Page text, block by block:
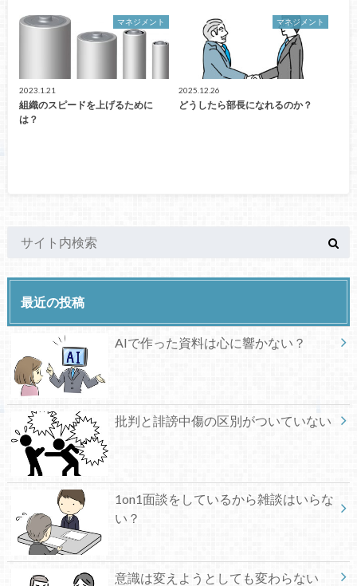
マネジメント
2023.1.21
組織のスピードを上げるために
は？
マネジメント
2025.12.26
どうしたら部長になれるのか？
最近の投稿
AIで作った資料は心に響かない？
批判と誹謗中傷の区別がついていない
1on1面談をしているから雑談はいらな
い？
意識は変えようとしても変わらない